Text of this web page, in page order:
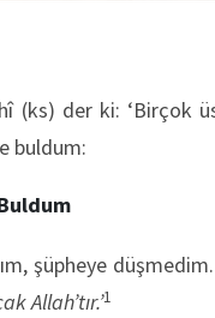
(ks) der ki: ‘Birçok
buldum:
şüpheye
Allah’tır.’1